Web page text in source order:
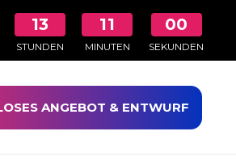
13
STUNDEN
11
MINUTEN
00
SEKUNDEN
ANGEBOT & ENTWURF